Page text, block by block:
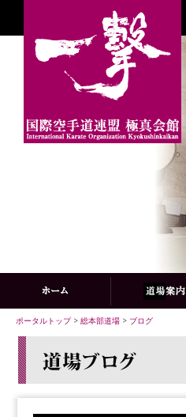
ポータルトップ> 総本部道場 > ブログ